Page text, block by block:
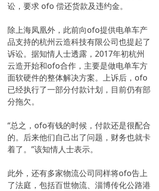
讼，要求 ofo 偿还货款及违约金。
除上海凤凰外，此前向ofo提供电单车产
品支持的杭州云造科技有限公司也提起了
诉讼。据知情人士透露，2017年初杭州
云造开始和ofo合作，主要是做电单车方
面软硬件的整体解决方案。上诉后，ofo
已经执行了一部分付款计划，目前仍有部
分拖欠。
“总之，ofo有钱的时候，付款还是很配合
的。后来他们自己出了问题，财务也就卡
着了。”该知情人士表示。
此外，还有多家物流公司同样将ofo告上
了法庭，包括百世物流、淄博传化公路港